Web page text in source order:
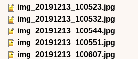
img_20191213_100523.jpg
img_20191213_100532.jpg
img_20191213_100544.jpg
img_20191213_100551.jpg
img_20191213_100607.jpg